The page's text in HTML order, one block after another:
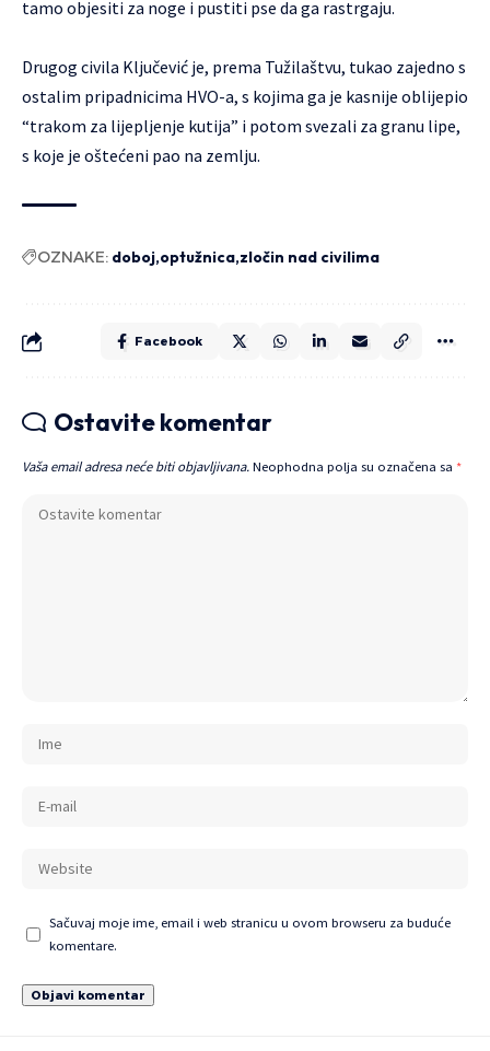
tamo objesiti za noge i pustiti pse da ga rastrgaju.
Drugog civila Ključević je, prema Tužilaštvu, tukao zajedno s
ostalim pripadnicima HVO-a, s kojima ga je kasnije oblijepio
“trakom za lijepljenje kutija” i potom svezali za granu lipe,
s koje je oštećeni pao na zemlju.
OZNAKE: doboj optužnica zločin nad civilima
Facebook
Ostavite komentar
Vaša email adresa neće biti objavljivana. Neophodna polja su označena sa *
Sačuvaj moje ime, email i web stranicu u ovom browseru za buduće
komentare.